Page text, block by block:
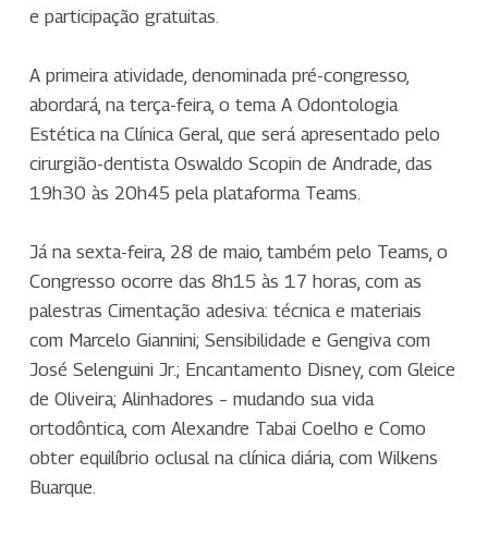
e participação gratuitas.
A primeira atividade, denominada pré-congresso,
abordará, na terça-feira, o tema A Odontologia
Estética na Clínica Geral, que será apresentado pelo
cirurgião-dentista Oswaldo Scopin de Andrade, das
19h30 às 20h45 pela plataforma Teams.
Já na sexta-feira, 28 de maio, também pelo Teams, o
Congresso ocorre das 8h15 às 17 horas, com as
palestras Cimentação adesiva: técnica e materiais
com Marcelo Giannini; Sensibilidade e Gengiva com
José Selenguini Jr.; Encantamento Disney, com Gleice
de Oliveira; Alinhadores – mudando sua vida
ortodôntica, com Alexandre Tabai Coelho e Como
obter equilíbrio oclusal na clínica diária, com Wilkens
Buarque.